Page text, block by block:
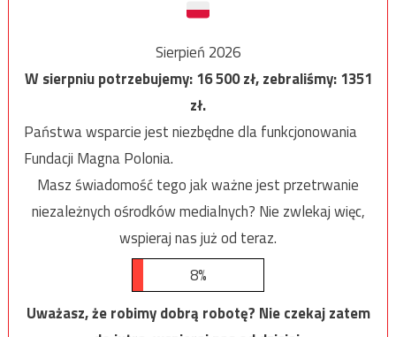
Sierpień 2026
W sierpniu potrzebujemy:16 500zł, zebraliśmy:1351
zł.
Państwa wsparcie jest niezbędne dla funkcjonowania
Fundacji Magna Polonia.
Masz świadomość tego jak ważne jest przetrwanie
niezależnych ośrodków medialnych? Nie zwlekaj więc,
wspieraj nas już od teraz.
8%
Uważasz, że robimy dobrą robotę? Nie czekaj zatem